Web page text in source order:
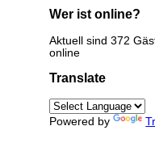
Wer ist online?
Aktuell sind 372
online
Translate
Powered by